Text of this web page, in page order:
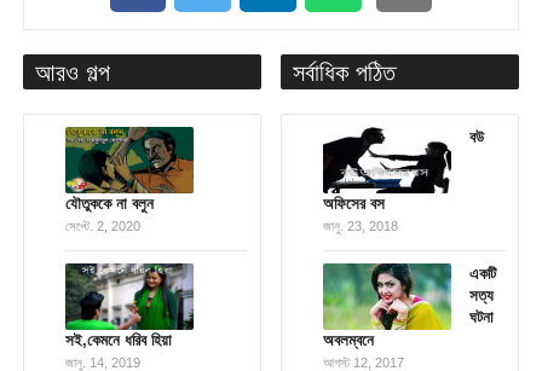
আরও গল্প
যৌতুককে না বলুন
সেপ্টে. 2, 2020
সই,কেমনে ধরিব হিয়া
জানু. 14, 2019
সর্বাধিক পঠিত
বউ
অফিসের বস
জানু. 23, 2018
একটি
সত্য
ঘটনা
অবলম্বনে
আগস্ট 12, 2017